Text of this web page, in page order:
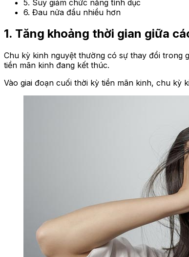
5. Suy giảm chức năng tình dục
6. Đau nửa đầu nhiều hơn
1. Tăng khoảng thời gian giữa
Chu kỳ kinh nguyệt thường có sự thay đổi trong
tiền mãn kinh đang kết thúc.
Vào giai đoạn cuối thời kỳ tiền mãn kinh, chu